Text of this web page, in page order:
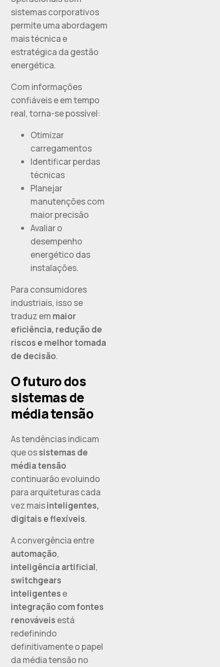
sistemas corporativos
permite uma abordagem
mais técnica e
estratégica da gestão
energética.
Com informações
confiáveis e em tempo
real, torna-se possível:
Otimizar
carregamentos
Identificar perdas
técnicas
Planejar
manutenções com
maior precisão
Avaliar o
desempenho
energético das
instalações.
Para consumidores
industriais, isso se
traduz em maior
eficiência, redução de
riscos e melhor tomada
de decisão.
O futuro dos
sistemas de
média tensão
As tendências indicam
que ossistemas de
média tensão
continuarão evoluindo
para arquiteturas cada
vez maisinteligentes,
digitais e flexíveis.
A convergência entre
automação,
inteligência artificial,
switchgears
inteligentes e
integração com fontes
renováveis está
redefinindo
definitivamente o papel
da média tensão no